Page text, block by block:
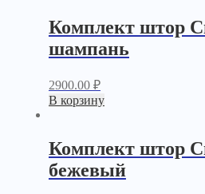
Комплект штор
шампань
2900.00 ₽
В корзину
Комплект штор
бежевый